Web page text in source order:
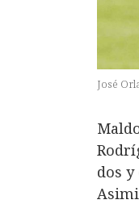
José
dos